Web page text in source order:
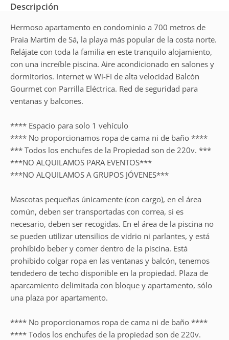
Descripción
Hermoso apartamento en condominio a 700 metros de
Praia Martim de Sá, la playa más popular de la costa norte.
Relájate con toda la familia en este tranquilo alojamiento,
con una increíble piscina. Aire acondicionado en salones y
dormitorios. Internet w Wi-FI de alta velocidad Balcón
Gourmet con Parrilla Eléctrica. Red de seguridad para
ventanas y balcones.
**** Espacio para solo 1 vehículo
**** No proporcionamos ropa de cama ni de baño ****
*** Todos los enchufes de la Propiedad son de 220v. ***
***NO ALQUILAMOS PARA EVENTOS***
***NO ALQUILAMOS A GRUPOS JÓVENES***
Mascotas pequeñas únicamente (con cargo), en el área
común, deben ser transportadas con correa, si es
necesario, deben ser recogidas. En el área de la piscina no
se pueden utilizar utensilios de vidrio ni parlantes, y está
prohibido beber y comer dentro de la piscina. Está
prohibido colgar ropa en las ventanas y balcón, tenemos
tendedero de techo disponible en la propiedad. Plaza de
aparcamiento delimitada con bloque y apartamento, sólo
una plaza por apartamento.
**** No proporcionamos ropa de cama ni de baño ****
**** Todos los enchufes de la propiedad son de 220v.